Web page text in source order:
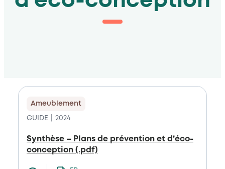
Ameublement
GUIDE 2024
Synthèse – Plans de prévention et d’éco-
conception (.pdf)